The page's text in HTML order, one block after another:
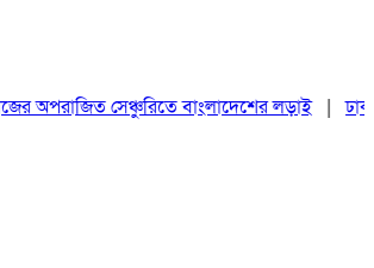
অপরাজিত সেঞ্চুরিতে বাংলাদেশের লড়াই|